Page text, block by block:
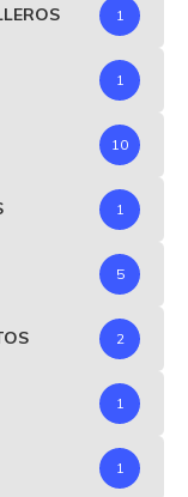
1
1
10
1
5
2
1
1